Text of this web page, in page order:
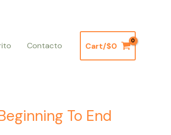
Contacto Cart/$0
To End